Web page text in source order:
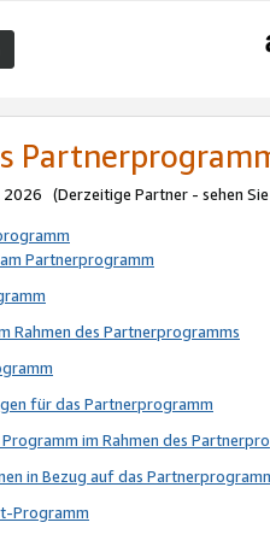
2026 (Derzeitige Partner - sehen Sie
Partnerprogramm
Rahmen des Partnerprogramms
für das Partnerprogramm
im Rahmen des
in Bezug auf das
Programm